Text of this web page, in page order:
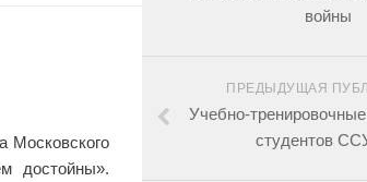
Московского
достойны».
войны
ПРЕДЫДУЩАЯ
Учебно-
студентов